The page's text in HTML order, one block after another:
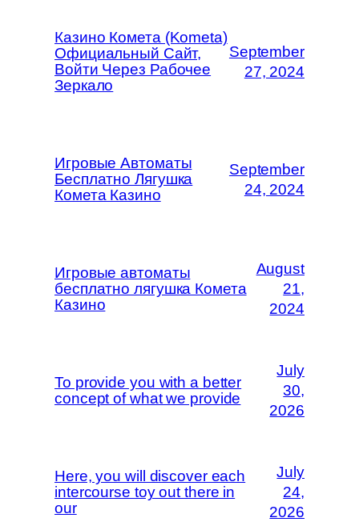
Казино Комета (Kometa)
Официальный Сайт,
Войти Через Рабочее
Зеркало
September
27, 2024
Игровые Автоматы
Бесплатно Лягушка
Комета Казино
September
24, 2024
Игровые автоматы
бесплатно лягушка Комета
Казино
August
21,
2024
To provide you with a better
concept of what we provide
July
30,
2026
Here, you will discover each
intercourse toy out there in
our
July
24,
2026